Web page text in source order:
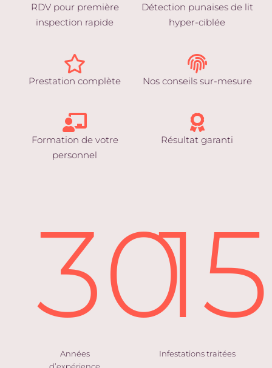
RDV pour première
inspection rapide
Détection punaises de lit
hyper-ciblée
Prestation complète Nos conseils sur-mesure
Formation de votre
personnel
Résultat garanti
30
Années
d’expérience
Infestations traitées